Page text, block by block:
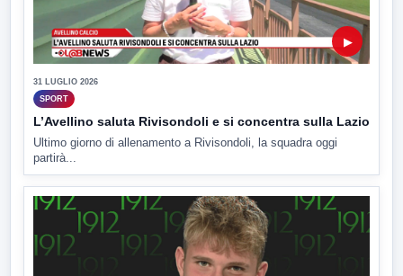
▶
31 LUGLIO 2026
SPORT
L’Avellino saluta Rivisondoli e si concentra sulla Lazio
Ultimo giorno di allenamento a Rivisondoli, la squadra oggi
partirà...